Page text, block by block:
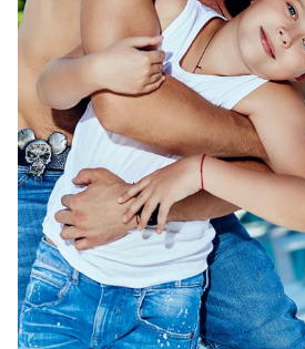
– Снежана, признайтесь,
в воспитании детей?